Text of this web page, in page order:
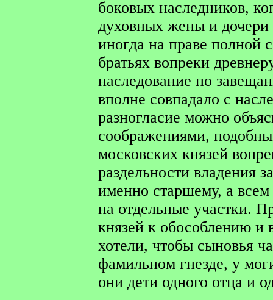
боковых наследников,
духовных жены и
иногда на праве полной
братьях вопреки
наследование по
вполне совпадало с
разногласие можно
соображениями,
московских князей
раздельности владения
именно старшему, а
на отдельные участки.
князей к обособлению
хотели, чтобы сыновья
фамильном гнезде, у
они дети одного отца и